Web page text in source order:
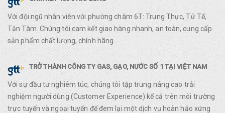
Với đội ngũ nhân viên với phường châm 6T: Trung Thực, Tử Tế,
Tận Tâm. Chúng tôi cam kết giao hàng nhanh, an toàn, cung cấp
sản phẩm chất lượng, chính hãng.
TRỞ THÀNH CÔNG TY GAS, GẠO, NƯỚC SỐ 1 TẠI VIỆT NAM
Với sự đầu tư nghiêm túc, chúng tôi tập trung nâng cao trải
nghiệm người dùng (Customer Experience) kể cả trên môi trường
trực tuyến và ngoại tuyến để đem lại một dịch vụ hoàn hảo xứng